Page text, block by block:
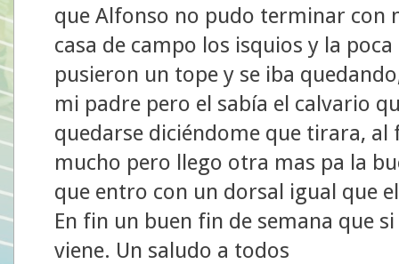
que Alfonso no pudo terminar con
casa de campo los isquios y la
pusieron un tope y se iba
mi padre pero el sabía el calvario
quedarse diciéndome que tirara,
mucho pero llego otra mas pa la
que entro con un dorsal igual que
En fin un buen fin de semana que
viene. Un saludo a todos